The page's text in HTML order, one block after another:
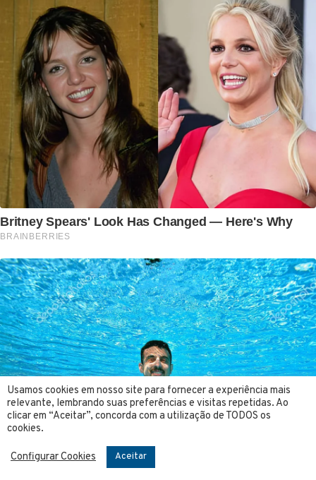
Usamos cookies em nosso site para fornecer a experiência mais
relevante, lembrando suas preferências e visitas repetidas. Ao
clicar em “Aceitar”, concorda com a utilização de TODOS os
cookies.
Configurar Cookies Aceitar